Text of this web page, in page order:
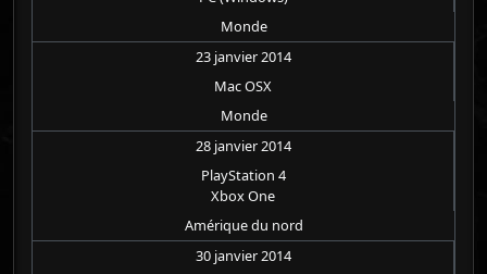
Monde
23 janvier 2014
Mac OSX
Monde
28 janvier 2014
PlayStation 4
Xbox One
Amérique du nord
30 janvier 2014